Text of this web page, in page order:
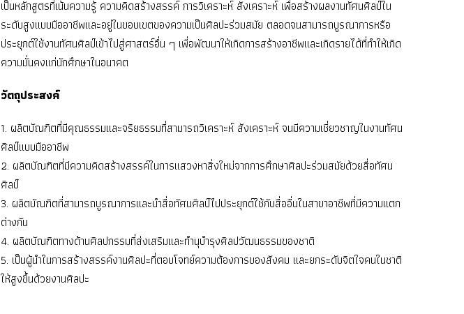
เป็นหลักสูตรที่เน้นความรู้ ความคิดสร้างสรรค์ การวิเคราะห์ สังเคราะห์ เพื่อสร้างผลงานทัศนศิลป์ใน
ระดับสูงแบบมืออาชีพและอยู่ในขอบเขตของความเป็นศิลปะร่วมสมัย ตลอดจนสามารถบูรณาการหรือ
ประยุกต์ใช้งานทัศนศิลป์เข้าไปสู่ศาสตร์อื่น ๆ เพื่อพัฒนาให้เกิดการสร้างอาชีพและเกิดรายได้ที่ทําให้เกิด
ความมั่นคงแก่นักศึกษาในอนาคต
วัตถุประสงค์
1. ผลิตบัณฑิตที่มีคุณธรรมและจริยธรรมที่สามารถวิเคราะห์ สังเคราะห์ จนมีความเชี่ยวชาญในงานทัศน
ศิลป์แบบมืออาชีพ
2. ผลิตบัณฑิตที่มีความคิดสร้างสรรค์ในการแสวงหาสิ่งใหม่จากการศึกษาศิลปะร่วมสมัยด้วยสื่อทัศน
ศิลป์
3. ผลิตบัณฑิตที่สามารถบูรณาการและนําสื่อทัศนศิลป์ไปประยุกต์ใช้กับสื่ออื่นในสาขาอาชีพที่มีความแตก
ต่างกัน
4. ผลิตบัณฑิตทางด้านศิลปกรรมที่ส่งเสริมและทํานุบํารุงศิลปวัฒนธรรมของชาติ
5. เป็นผู้นําในการสร้างสรรค์งานศิลปะที่ตอบโจทย์ความต้องการของสังคม และยกระดับจิตใจคนในชาติ
ให้สูงขึ้นด้วยงานศิลปะ